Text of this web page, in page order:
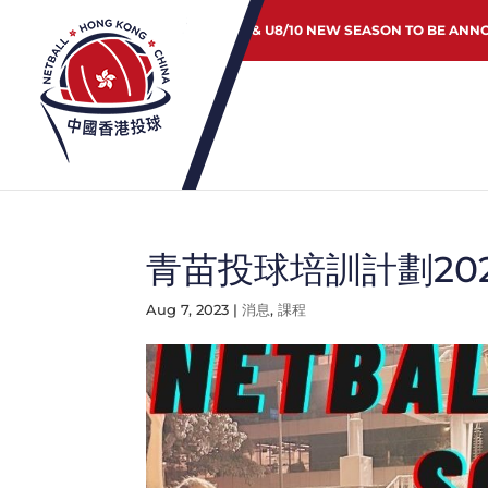
JUNIOR & U8/10 NEW SEASON TO BE
青苗投球培訓計劃
Aug 7, 2023 |消息,課程